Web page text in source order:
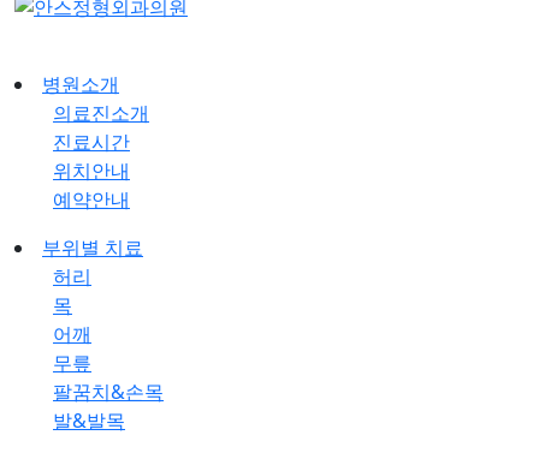
병원소개
의료진소개
진료시간
위치안내
예약안내
부위별 치료
허리
목
어깨
무릎
팔꿈치&손목
발&발목